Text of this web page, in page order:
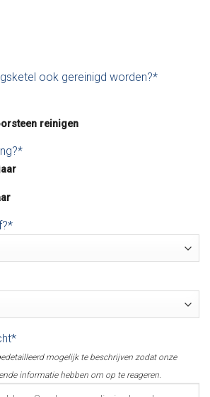
ook gereinigd worden?*
reinigen
mogelijk te beschrijven zodat onze
informatie hebben om op te reageren.